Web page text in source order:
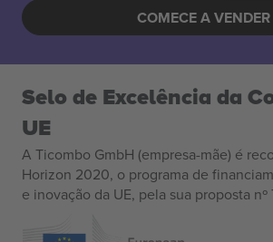
COMECE A VENDER
Selo de Excelência da
UE
A Ticombo GmbH (empresa-mãe) é
Horizon 2020, o programa de
e inovação da UE, pela sua proposta nº